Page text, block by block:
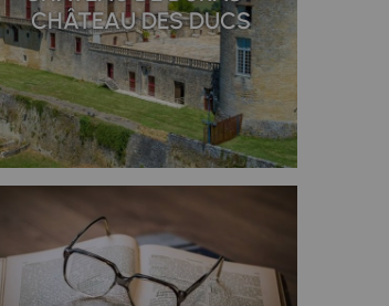
CHÂTEAU DES DUCS